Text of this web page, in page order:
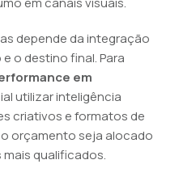
depende da integração
o destino final. Para
em
utilizar inteligência
criativos e formatos de
orçamento seja alocado
qualificados.